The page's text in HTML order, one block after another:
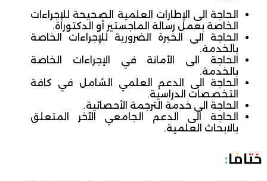
الحاجة الى الإطارات العلمية الصحيحة للإجراءات
الخاصة بعمل رسالة الماجستير أو الدكتوراة.
الحاجة الى الخبرة الضرورية للإجراءات الخاصة
بالخدمة.
الحاجة الى الأمانة في الإجراءات الخاصة
بالخدمة.
الحاجة الى الدعم العلمي الشامل في كافة
التخصصات الدراسية.
الحاجة الى خدمة الترجمة الأحصائية.
الحاجة الى الدعم الجامعي الآخر المتعلق
بالابحاث العلمية.
ختامًا: